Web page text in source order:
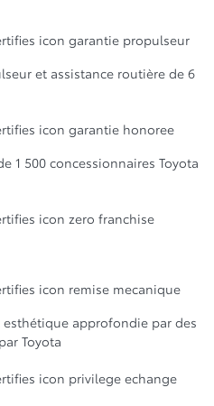
et assistance routière de 6
1 500 concessionnaires Toyota
approfondie par des
Toyota